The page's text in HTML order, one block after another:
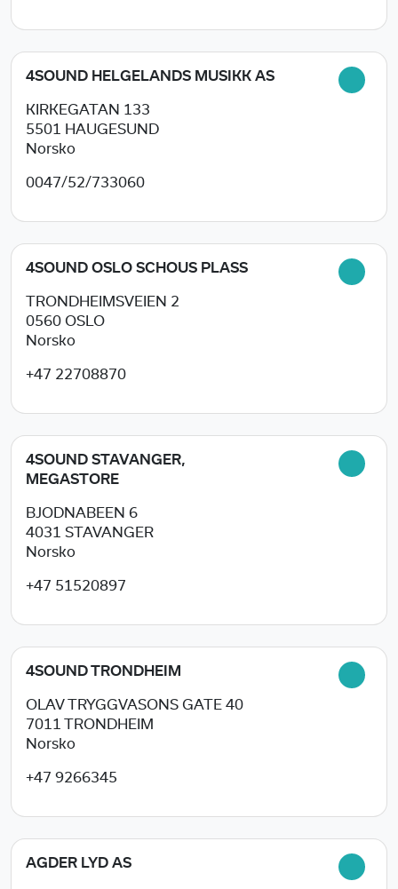
4SOUND HELGELANDS MUSIKK AS
KIRKEGATAN 133
5501
HAUGESUND
Norsko
0047/52/733060
4SOUND OSLO SCHOUS PLASS
TRONDHEIMSVEIEN 2
0560 OSLO
Norsko
+47 22708870
4SOUND STAVANGER,
MEGASTORE
BJODNABEEN 6
4031 STAVANGER
Norsko
+47 51520897
4SOUND TRONDHEIM
OLAV TRYGGVASONS GATE 40
7011
TRONDHEIM
Norsko
+47 9266345
AGDER LYD AS